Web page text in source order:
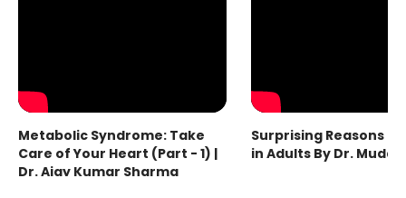
Metabolic Syndrome: Take
Care of Your Heart (Part - 1) |
Dr. Ajay Kumar Sharma
Surprising Reasons
in Adults By Dr.